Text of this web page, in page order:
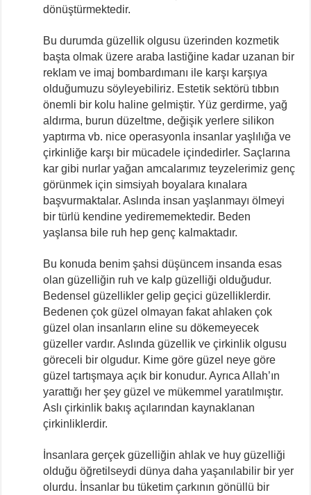
dönüştürmektedir.
Bu durumda güzellik olgusu üzerinden kozmetik
başta olmak üzere araba lastiğine kadar uzanan bir
reklam ve imaj bombardımanı ile karşı karşıya
olduğumuzu söyleyebiliriz. Estetik sektörü tıbbın
önemli bir kolu haline gelmiştir. Yüz gerdirme, yağ
aldırma, burun düzeltme, değişik yerlere silikon
yaptırma vb. nice operasyonla insanlar yaşlılığa ve
çirkinliğe karşı bir mücadele içindedirler. Saçlarına
kar gibi nurlar yağan amcalarımız teyzelerimiz genç
görünmek için simsiyah boyalara kınalara
başvurmaktalar. Aslında insan yaşlanmayı ölmeyi
bir türlü kendine yedirememektedir. Beden
yaşlansa bile ruh hep genç kalmaktadır.
Bu konuda benim şahsi düşüncem insanda esas
olan güzelliğin ruh ve kalp güzelliği olduğudur.
Bedensel güzellikler gelip geçici güzelliklerdir.
Bedenen çok güzel olmayan fakat ahlaken çok
güzel olan insanların eline su dökemeyecek
güzeller vardır. Aslında güzellik ve çirkinlik olgusu
göreceli bir olgudur. Kime göre güzel neye göre
güzel tartışmaya açık bir konudur. Ayrıca Allah’ın
yarattığı her şey güzel ve mükemmel yaratılmıştır.
Aslı çirkinlik bakış açılarından kaynaklanan
çirkinliklerdir.
İnsanlara gerçek güzelliğin ahlak ve huy güzelliği
olduğu öğretilseydi dünya daha yaşanılabilir bir yer
olurdu. İnsanlar bu tüketim çarkının gönüllü bir